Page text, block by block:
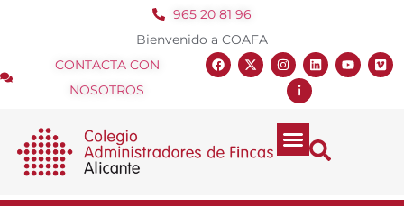
965 20 81 96
Bienvenido a COAFA
CONTACTA CON
NOSOTROS